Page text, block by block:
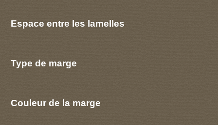
Espace entre les lamelles
Type de marge
Couleur de la marge